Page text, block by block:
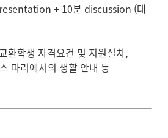
+ 10분 discussion (대
환학생 자격요건 및 지원절차,
파리에서의 생활 안내 등